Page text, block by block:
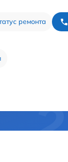
ремонта